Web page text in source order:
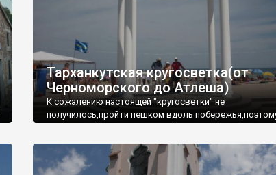
Тарханкутская кругосветка(от
Черноморского до Атлеша)
К сожалению настоящей "кругосветки" не
получилось,пройти пешком вдоль